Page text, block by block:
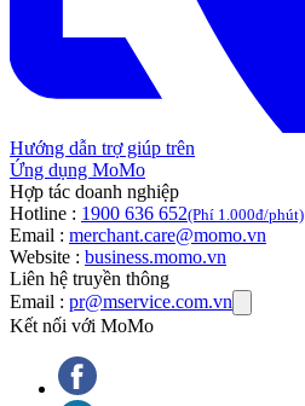
Hướng dẫn trợ giúp trên
Ứng dụng MoMo
Hợp tác doanh nghiệp
Hotline : 1900 636 652(Phí 1.000đ/phút)
Email : merchant.care@momo.vn
Website : business.momo.vn
Liên hệ truyền thông
Email : pr@mservice.com.vn
Kết nối với MoMo